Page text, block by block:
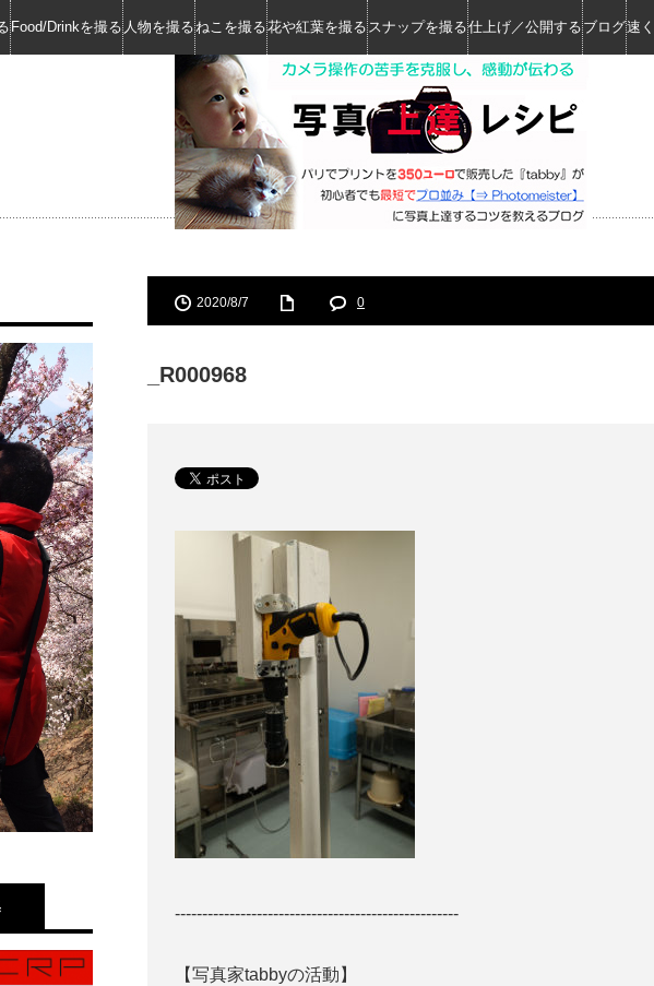
Food/Drinkを撮る 人物を撮るねこを撮る花や紅葉を撮る スナップを撮る仕上げ／公開する ブログ速
2020/8/7 0
_R000968
----------------------------------------------------
【写真家tabbyの活動】